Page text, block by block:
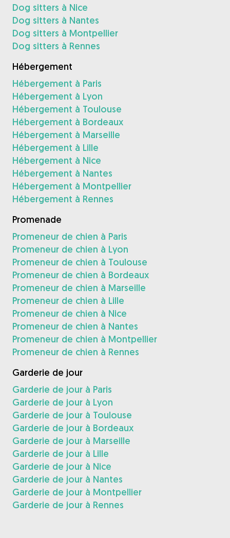
Dog sitters à Nice
Dog sitters à Nantes
Dog sitters à Montpellier
Dog sitters à Rennes
Hébergement
Hébergement à Paris
Hébergement à Lyon
Hébergement à Toulouse
Hébergement à Bordeaux
Hébergement à Marseille
Hébergement à Lille
Hébergement à Nice
Hébergement à Nantes
Hébergement à Montpellier
Hébergement à Rennes
Promenade
Promeneur de chien à Paris
Promeneur de chien à Lyon
Promeneur de chien à Toulouse
Promeneur de chien à Bordeaux
Promeneur de chien à Marseille
Promeneur de chien à Lille
Promeneur de chien à Nice
Promeneur de chien à Nantes
Promeneur de chien à Montpellier
Promeneur de chien à Rennes
Garderie de jour
Garderie de jour à Paris
Garderie de jour à Lyon
Garderie de jour à Toulouse
Garderie de jour à Bordeaux
Garderie de jour à Marseille
Garderie de jour à Lille
Garderie de jour à Nice
Garderie de jour à Nantes
Garderie de jour à Montpellier
Garderie de jour à Rennes